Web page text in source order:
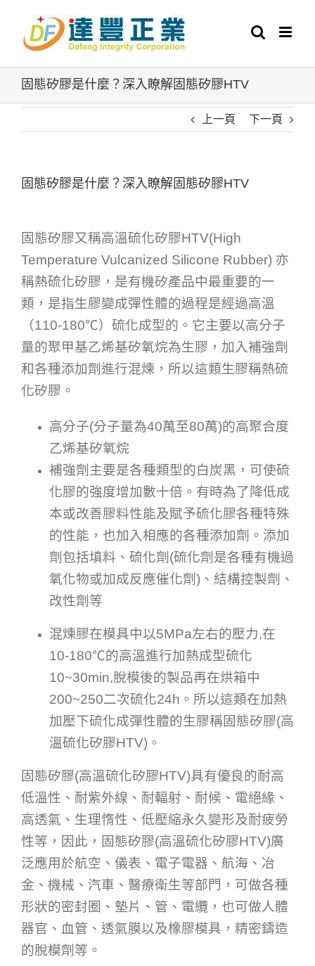
content
固態矽膠是什麼？深入瞭解固態矽膠HTV
上一頁 下一頁
固態矽膠是什麼？深入瞭解固態矽膠HTV
固態矽膠又稱高溫硫化矽膠HTV(High
Temperature Vulcanized Silicone Rubber) 亦
稱熱硫化矽膠，是有機矽產品中最重要的一
類，是指生膠變成彈性體的過程是經過高溫
（110-180℃）硫化成型的。它主要以高分子
量的聚甲基乙烯基矽氧烷為生膠，加入補強劑
和各種添加劑進行混煉，所以這類生膠稱熱硫
化矽膠。
高分子(分子量為40萬至80萬)的高聚合度
乙烯基矽氧烷
補強劑主要是各種類型的白炭黑，可使硫
化膠的強度增加數十倍。有時為了降低成
本或改善膠料性能及賦予硫化膠各種特殊
的性能，也加入相應的各種添加劑。添加
劑包括填料、硫化劑(硫化劑是各種有機過
氧化物或加成反應催化劑)、結構控製劑、
改性劑等
混煉膠在模具中以5MPa左右的壓力,在
10-180℃的高溫進行加熱成型硫化
10~30min,脫模後的製品再在烘箱中
200~250二次硫化24h。所以這類在加熱
加壓下硫化成彈性體的生膠稱固態矽膠(高
溫硫化矽膠HTV)。
固態矽膠(高溫硫化矽膠HTV)具有優良的耐高
低溫性、耐紫外線、耐輻射、耐候、電絕緣、
高透氣、生理惰性、低壓縮永久變形及耐疲勞
性等，因此，固態矽膠(高溫硫化矽膠HTV)廣
泛應用於航空、儀表、電子電器、航海、冶
金、機械、汽車、醫療衛生等部門，可做各種
形狀的密封圈、墊片、管、電纜，也可做人體
器官、血管、透氣膜以及橡膠模具，精密鑄造
的脫模劑等。